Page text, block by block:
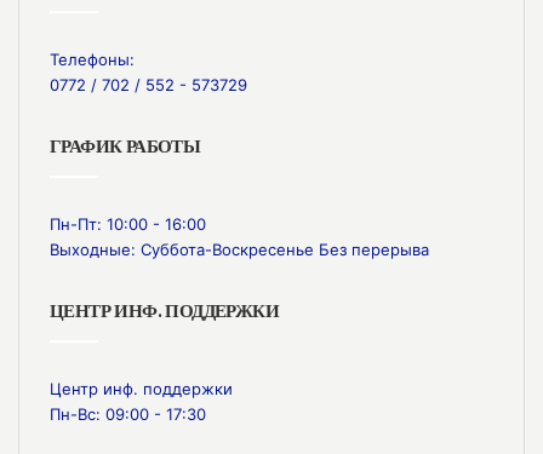
Телефоны:
0772 / 702 / 552 - 573729
ГРАФИК РАБОТЫ
Пн-Пт: 10:00 - 16:00
Выходные: Суббота-Воскресенье Без перерыва
ЦЕНТР ИНФ. ПОДДЕРЖКИ
Центр инф. поддержки
Пн-Вс: 09:00 - 17:30